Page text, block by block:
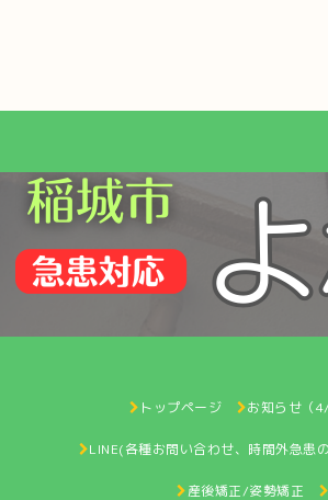
トップページ お知らせ（
LINE(各種お問い合わせ、時間外急患の
産後矯正/姿勢矯正